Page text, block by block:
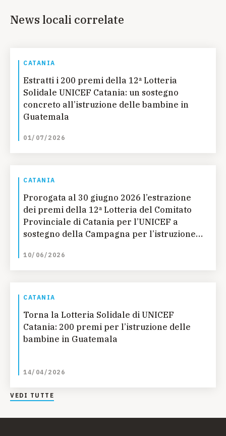
News locali correlate
CATANIA
Estratti i 200 premi della 12ª Lotteria
Solidale UNICEF Catania: un sostegno
concreto all’istruzione delle bambine in
Guatemala
01/07/2026
CATANIA
Prorogata al 30 giugno 2026 l’estrazione
dei premi della 12ª Lotteria del Comitato
Provinciale di Catania per l’UNICEF a
sostegno della Campagna per l’istruzione
10/06/2026
CATANIA
Torna la Lotteria Solidale di UNICEF
Catania: 200 premi per l’istruzione delle
bambine in Guatemala
14/04/2026
VEDI TUTTE